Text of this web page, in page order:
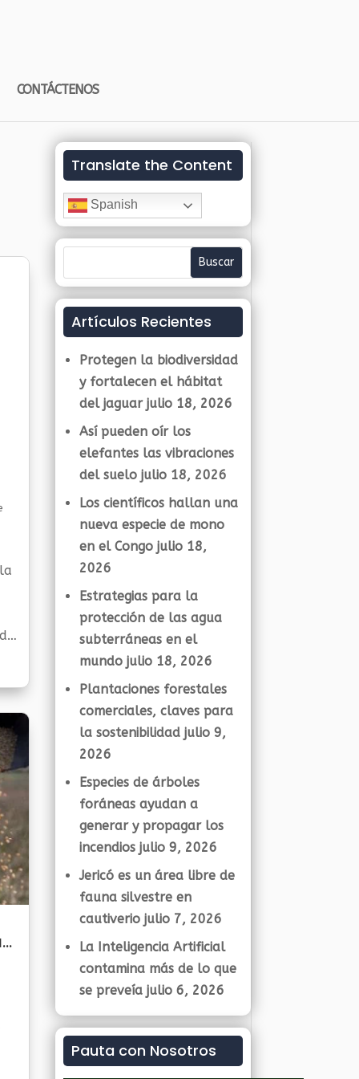
CONTÁCTENOS
Translate the Content
Spanish
Artículos Recientes
Protegen la biodiversidad
y fortalecen el hábitat
del jaguar julio 18, 2026
Así pueden oír los
elefantes las vibraciones
del suelo julio 18, 2026
Los científicos hallan una
nueva especie de mono
en el Congo julio 18,
2026
Estrategias para la
protección de las agua
subterráneas en el
mundo julio 18, 2026
Plantaciones forestales
comerciales, claves para
la sostenibilidad julio 9,
2026
Especies de árboles
foráneas ayudan a
generar y propagar los
incendios julio 9, 2026
Jericó es un área libre de
fauna silvestre en
cautiverio julio 7, 2026
La Inteligencia Artificial
contamina más de lo que
se preveía julio 6, 2026
Pauta con Nosotros